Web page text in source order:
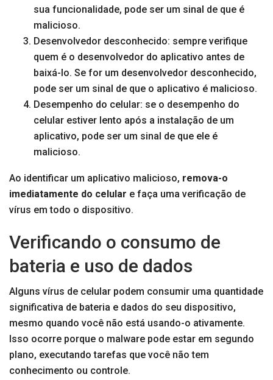
sua funcionalidade, pode ser um sinal de que é
malicioso.
Desenvolvedor desconhecido: sempre verifique
quem é o desenvolvedor do aplicativo antes de
baixá-lo. Se for um desenvolvedor desconhecido,
pode ser um sinal de que o aplicativo é malicioso.
Desempenho do celular: se o desempenho do
celular estiver lento após a instalação de um
aplicativo, pode ser um sinal de que ele é
malicioso.
Ao identificar um aplicativo malicioso, remova-o
imediatamente do celular e faça uma verificação de
vírus em todo o dispositivo.
Verificando o consumo de
bateria e uso de dados
Alguns vírus de celular podem consumir uma quantidade
significativa de bateria e dados do seu dispositivo,
mesmo quando você não está usando-o ativamente.
Isso ocorre porque o malware pode estar em segundo
plano, executando tarefas que você não tem
conhecimento ou controle.